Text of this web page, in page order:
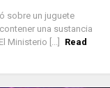
sobre un juguete
una sustancia
Ministerio [...]
Read